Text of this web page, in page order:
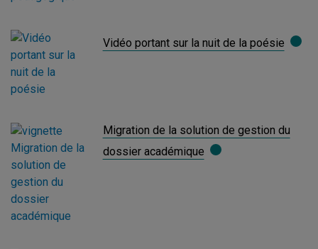
Vidéo portant sur la nuit de la poésie
Migration de la solution de gestion du
dossier académique